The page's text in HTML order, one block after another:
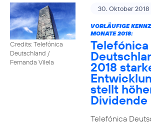
Credits: Telefónica
Deutschland /
Fernanda Vilela
30. Oktober 2018
VORLÄUFIGE
MONATE 2018:
Telefónica
2018
stellt
Telefónica